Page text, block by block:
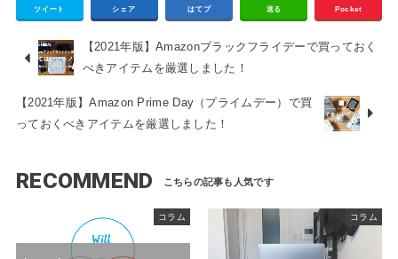
ツイート シェア はてブ 送る Pocket
【2021年版】Amazonブラックフライデーで買っておく
べきアイテムを厳選しました！
【2021年版】Amazon Prime Day（プライムデー）で買
っておくべきアイテムを厳選しました！
RECOMMEND
コラム コラム